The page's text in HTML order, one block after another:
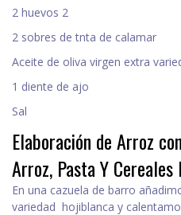
2 huevos 2
2 sobres de tnta de calamar
Aceite de oliva virgen extra
1 diente de ajo
Sal
Elaboración de Arroz
Arroz, Pasta Y
En una cazuela de barro
variedad hojiblanca y